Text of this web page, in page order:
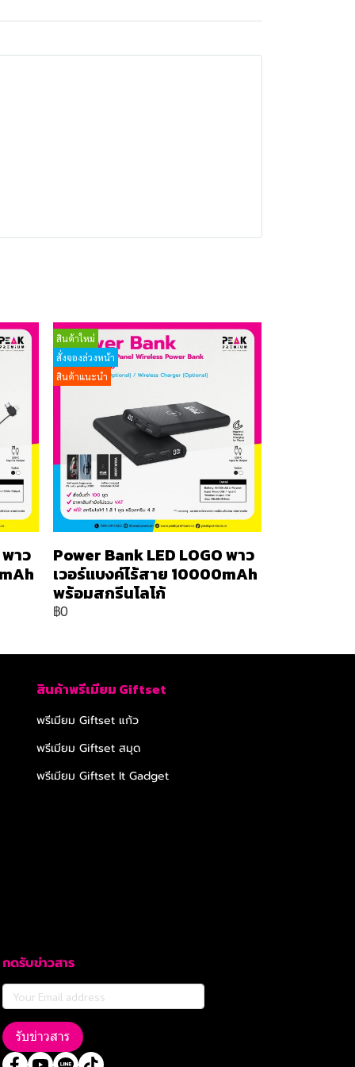
พาว
สินค้าใหม่
สั่งจองล่วงหน้า
สินค้าแนะนำ
Power Bank LED LOGO พาว
เวอร์แบงค์ไร้สาย 10000mAh
พร้อมสกรีนโลโก้
฿0
สินค้าพรีเมียม Giftset
พรีเมียม Giftset แก้ว
พรีเมียม Giftset สมุด
พรีเมียม Giftset It Gadget
กดรับข่าวสาร
รับข่าวสาร